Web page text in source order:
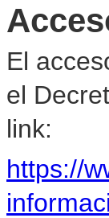
El
el
link:
https://